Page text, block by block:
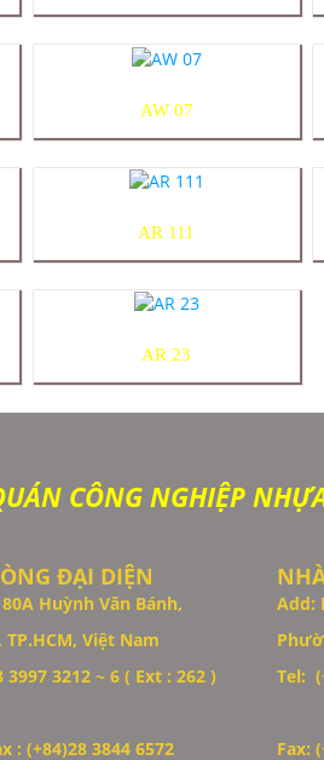
AW 07
AR 111
AR 23
CÔNG NGHIỆP
ĐẠI DIỆN
Huỳnh Văn Bánh,
TP.HCM, Việt Nam
Add:
3212 ~ 6 ( Ext : 262 ) Tel:
: (+84)28 3844 6572 Fax: